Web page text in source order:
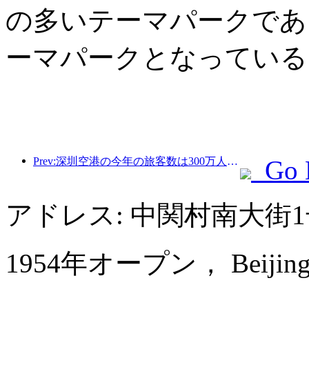
の多いテーマパークで
ーマパークとなってい
Prev:深圳空港の今年の旅客数は300万人を超え、同期間の新記録を樹立した。
Go
アドレス: 中関村南大街
1954年オープン，